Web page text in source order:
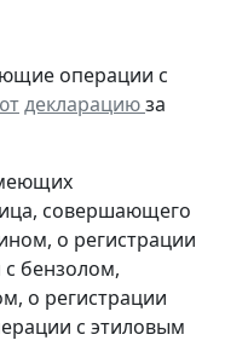
операции с
декларациюза
совершающего
о регистрации
бензолом,
о регистрации
с этиловым